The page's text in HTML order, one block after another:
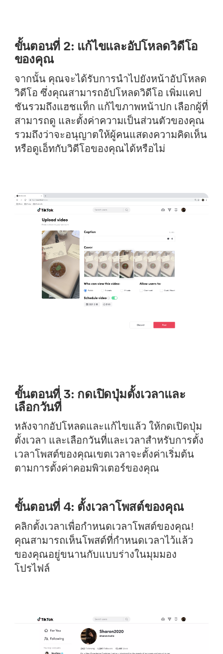
ขั้นตอนที่ 2: แก้ไขและอัปโหลดวิดีโอ
ของคุณ
จากนั้น คุณจะได้รับการนำไปยังหน้าอัปโหลด
วิดีโอ ซึ่งคุณสามารถอัปโหลดวิดีโอ เพิ่มแคป
ชันรวมถึงแฮชแท็ก แก้ไขภาพหน้าปก เลือกผู้ที่
สามารถดู และตั้งค่าความเป็นส่วนตัวของคุณ
รวมถึงว่าจะอนุญาตให้ผู้คนแสดงความคิดเห็น
หรือดูเอ็ทกับวิดีโอของคุณได้หรือไม่
ขั้นตอนที่ 3: กดเปิดปุ่มตั้งเวลาและ
เลือกวันที่
หลังจากอัปโหลดและแก้ไขแล้ว ให้กดเปิดปุ่ม
ตั้งเวลา และเลือกวันที่และเวลาสำหรับการตั้ง
เวลาโพสต์ของคุณเขตเวลาจะตั้งค่าเริ่มต้น
ตามการตั้งค่าคอมพิวเตอร์ของคุณ
ขั้นตอนที่ 4: ตั้งเวลาโพสต์ของคุณ
คลิกตั้งเวลาเพื่อกำหนดเวลาโพสต์ของคุณ!
คุณสามารถเห็นโพสต์ที่กำหนดเวลาไว้แล้ว
ของคุณอยู่ขนานกับแบบร่างในมุมมอง
โปรไฟล์